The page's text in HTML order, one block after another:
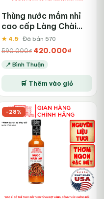
Thùng nước mắm nhỉ
cao cấp Làng Chài
Xưa đỏ
★ 4.5 Đã bán 570
590.000₫ Giá
gốc
là:
590.000₫.
420.000₫
là:
📍 Bình Thuận
🛒 Thêm vào giỏ
-28%